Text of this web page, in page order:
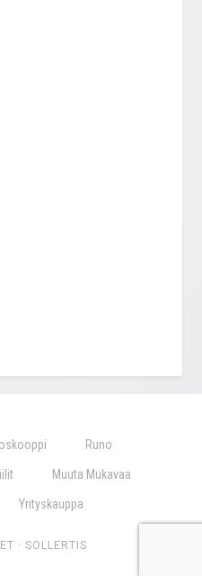
Runo
Muuta Mukavaa
Yrityskauppa
· SOLLERTIS